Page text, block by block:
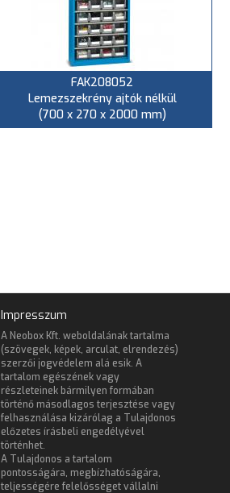
FAK208052
Lemezszekrény ajtók nélkül
(700 x 270 x 2000 mm)
Impresszum
A Neobox Kft. weboldalának tartalma
(szövegek, képek, arculat, elrendezés)
szerzői jogvédelem alá esik. A
tartalom egészének vagy
részleteinek bármilyen formában
történő másodlagos terjesztése vagy
felhasználása kizárólag a Tulajdonos
előzetes írásbeli engedélyével
történhet.
A Tulajdonos a tartalom
pontosságára, megbízhatóságára,
teljességére felelősséget vállalni